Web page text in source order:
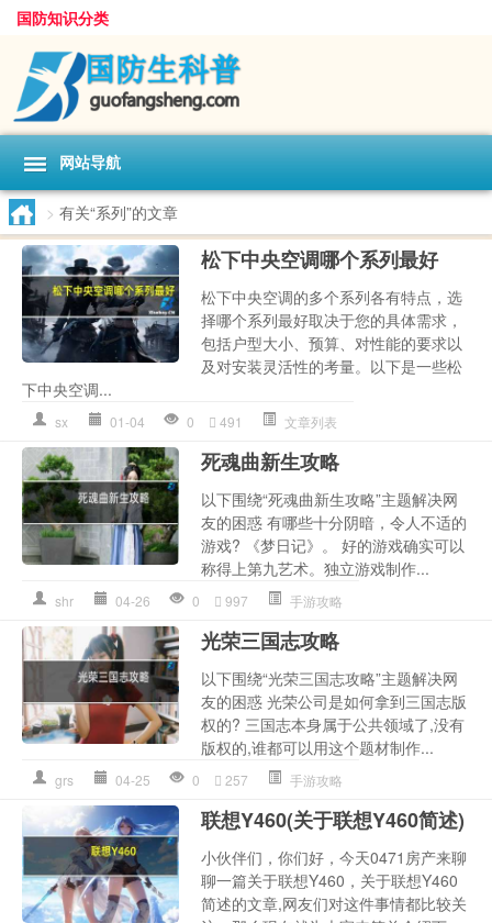
国防知识分类
网站导航
> 有关“系列”的文章
松下中央空调哪个系列最好
松下中央空调的多个系列各有特点，选
择哪个系列最好取决于您的具体需求，
包括户型大小、预算、对性能的要求以
及对安装灵活性的考量。以下是一些松
下中央空调...
sx 01-04 0 491 文章列表
死魂曲新生攻略
以下围绕“死魂曲新生攻略”主题解决网
友的困惑 有哪些十分阴暗，令人不适的
游戏? 《梦日记》。 好的游戏确实可以
称得上第九艺术。独立游戏制作...
shr 04-26 0 997 手游攻略
光荣三国志攻略
以下围绕“光荣三国志攻略”主题解决网
友的困惑 光荣公司是如何拿到三国志版
权的? 三国志本身属于公共领域了,没有
版权的,谁都可以用这个题材制作...
grs 04-25 0 257 手游攻略
联想Y460(关于联想Y460简述)
小伙伴们，你们好，今天0471房产来聊
聊一篇关于联想Y460，关于联想Y460
简述的文章,网友们对这件事情都比较关